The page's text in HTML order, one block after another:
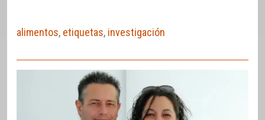
alimentos, etiquetas, investigación